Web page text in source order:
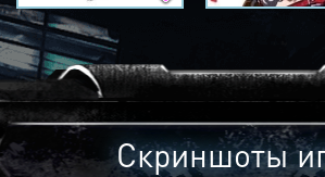
Скриншоты